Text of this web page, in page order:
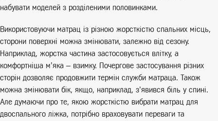
набувати моделей з розділеними половинками.
Використовуючи матрац із різною жорсткістю спальних місць,
сторони поверхні можна змінювати, залежно від сезону.
Наприклад, жорстка частина застосовується влітку, а
комфортніша м’яка – взимку. Почергове застосування різних
сторін дозволяє продовжити термін служби матраца. Також
можна змінювати бік, якщо, наприклад, з’явився біль у спині.
Але думаючи про те, якою жорсткістю вибрати матрац для
двоспального ліжка, потрібно враховувати переваги та